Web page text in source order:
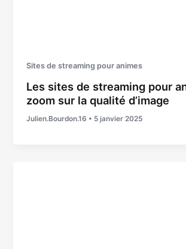
Sites de streaming pour animes
Les sites de streaming pour
zoom sur la qualité d’image
Julien.Bourdon.16 • 5 janvier 2025